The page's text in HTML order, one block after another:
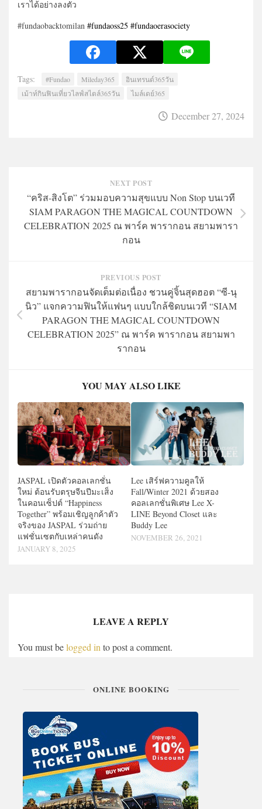
เราได้อย่างลงตัว
#fundaobacktomilan #fundaoss25 #fundaoerasociety
Tags: #Fundao Mileday365
อินเทรนด์365วัน
เม้าท์กินฟินเที่ยวไลฟ์สไตล์365วัน
ไมล์เดย์365
December 27, 2024
NEXT POST
“คริส-สิงโต” ร่วมมอบความสุขแบบ Non Stop บนเวที
SIAM PARAGON THE MAGICAL COUNTDOWN
CELEBRATION 2025 ณ พาร์ค พารากอน สยามพารา
กอน
PREVIOUS POST
สยามพารากอนจัดเต็มต่อเนื่อง ชวนคู่จิ้นสุดฮอต “ซี-นุ
นิว” แจกความฟินให้แฟนๆ แบบใกล้ชิดบนเวที “SIAM
PARAGON THE MAGICAL COUNTDOWN
CELEBRATION 2025” ณ พาร์ค พารากอน สยามพา
รากอน
YOU MAY ALSO LIKE
JASPAL เปิดตัวคอลเลกชั่น
ใหม่ ต้อนรับตรุษจีนปีมะเส็ง
ในคอนเซ็ปต์ “Happiness
Together” พร้อมเชิญลูกค้าตัว
จริงของ JASPAL ร่วมถ่าย
แฟชั่นเซตกับเหล่าคนดัง
JANUARY 8, 2025
Lee เสิร์ฟความคูลให้
Fall/Winter 2021 ด้วยสอง
คอลเลกชั่นพิเศษ Lee X-
LINE Beyond Closet และ
Buddy Lee
NOVEMBER 26, 2021
LEAVE A REPLY
You must belogged into post a comment.
ONLINE BOOKING